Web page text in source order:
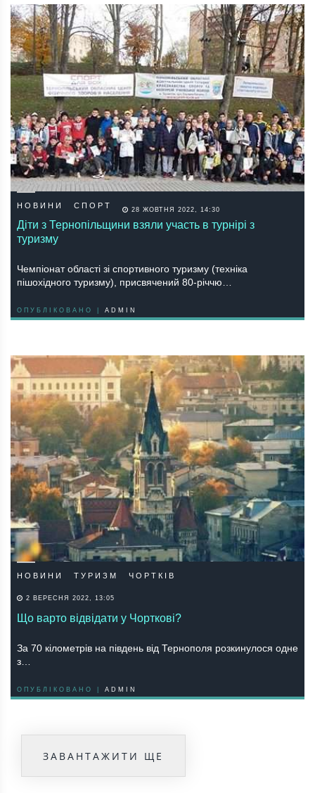
НОВИНИ СПОРТ 28 ЖОВТНЯ 2022, 14:30
Діти з Тернопільщини взяли участь в турнірі з
туризму
Чемпіонат області зі спортивного туризму (техніка
пішохідного туризму), присвячений 80-річчю…
ОПУБЛІКОВАНО | ADMIN
НОВИНИ ТУРИЗМ ЧОРТКІВ
2 ВЕРЕСНЯ 2022, 13:05
Що варто відвідати у Чорткові?
За 70 кілометрів на південь від Тернополя розкинулося одне
з…
ОПУБЛІКОВАНО | ADMIN
ЗАВАНТАЖИТИ ЩЕ